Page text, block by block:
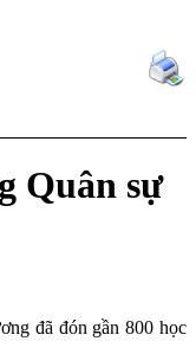
Quân sự
đã đón gần 800 học